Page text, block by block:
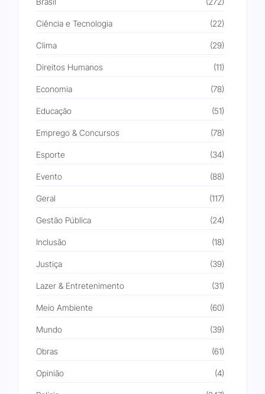
Ciência e Tecnologia (22)
Clima (29)
Direitos Humanos (11)
Economia (78)
Educação (51)
Emprego & Concursos (78)
Esporte (34)
Evento (88)
Geral (117)
Gestão Pública (24)
Inclusão (18)
Justiça (39)
Lazer & Entretenimento (31)
Meio Ambiente (60)
Mundo (39)
Obras (61)
Opinião (4)